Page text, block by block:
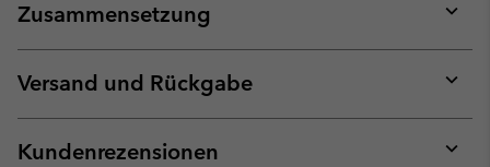
Zusammensetzung
or
Versand und Rückgabe
or
Kundenrezensionen